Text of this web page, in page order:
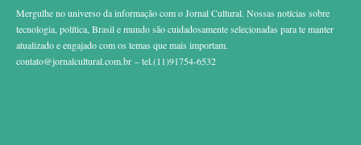
Mergulhe no universo da informação com o Jornal Cultural. Nossas notícias sobre
tecnologia, política, Brasil e mundo são cuidadosamente selecionadas para te manter
atualizado e engajado com os temas que mais importam.
contato@jornalcultural.com.br – tel.(11)91754-6532